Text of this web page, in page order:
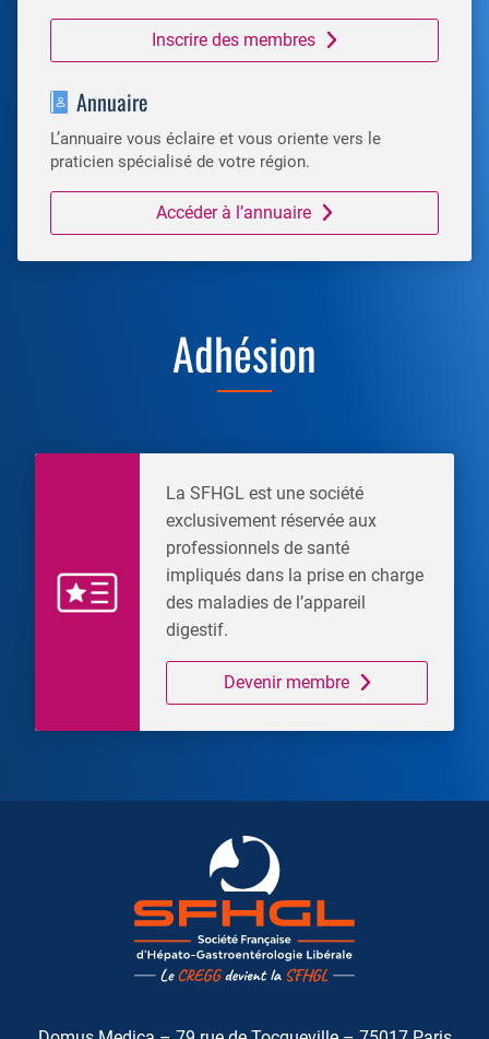
Inscrire des membres
Annuaire
L’annuaire vous éclaire et vous oriente vers le
praticien spécialisé de votre région.
Accéder à l’annuaire
Adhésion
La SFHGL est une société
exclusivement réservée aux
professionnels de santé
impliqués dans la prise en charge
des maladies de l’appareil
digestif.
Devenir membre